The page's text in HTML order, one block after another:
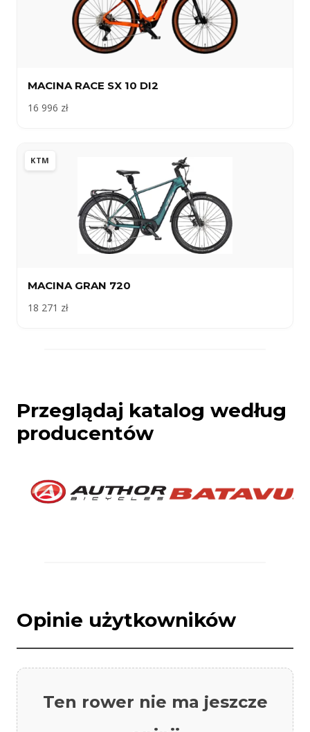
MACINA RACE SX 10 DI2
16 996 zł
KTM
MACINA GRAN 720
18 271 zł
Przeglądaj katalog według
producentów
Opinie użytkowników
Ten rower nie ma jeszcze